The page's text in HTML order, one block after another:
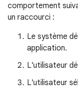
comportement
un raccourci :
Le système
application.
L'utilisateur
L'utilisateur